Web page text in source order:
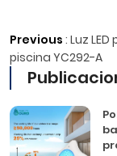
Previous : Luz LED
piscina YC292-A